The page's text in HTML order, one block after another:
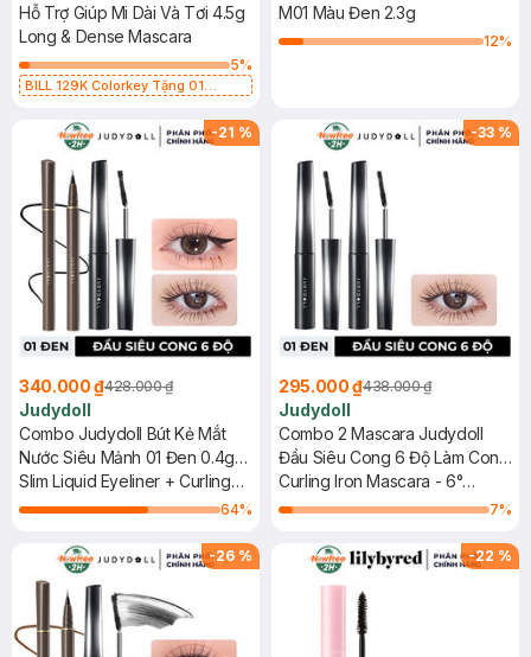
Hỗ Trợ Giúp Mi Dài Và Tơi 4.5g
Long & Dense Mascara
5%
BILL 129K Colorkey Tặng 01
có hạn)
M01 Màu Đen 2.3g
12%
-21 %
340.000 ₫428.000 ₫
Judydoll
Combo Judydoll Bút Kẻ Mắt
Nước Siêu Mảnh 01 Đen 0.4g
(Mới) + Mascara Đầu Siêu
Cong 6 Độ 1 Đen 3g (Mới)
Slim Liquid Eyeliner + Curling
Iron Mascara
64%
-33 %
295.000 ₫438.000 ₫
Judydoll
Combo 2 Mascara Judydoll
Đầu Siêu Cong 6 Độ Làm Cong
Mi - 01 Đen 3g (Mới)
Curling Iron Mascara - 6°
Curling Design
7%
-26 % -22 %